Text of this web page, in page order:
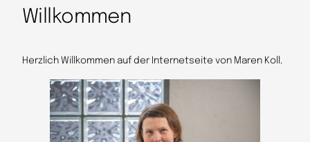
Willkommen
Herzlich Willkommen auf der Internetseite von Maren Koll.